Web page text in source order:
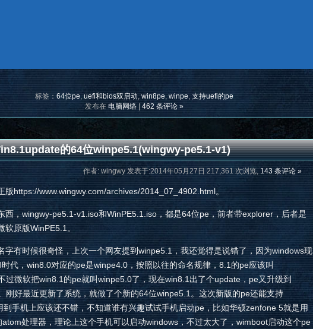
标签： 64位pe, uefi和bios双启动,win8pe, winpe, 支持uefi的pe
发布在 电脑网络 |462 条评论 »
的64位winpe5.1(wingwy-pe5.1-v1)
作者: wingwy 发表于:2014年05月27日 217,361 次浏览,143 条评论 »
版https://www.wingwy.com/archives/2014_07_4902.html。
西，wingwy-pe5.1-v1.iso和WinPE5.1.iso，都是64位pe，前者带explorer，后者是
软原版WinPE5.1。
字有时候很奇怪，上次一个网友提到winpe5.1，我还觉得是说错了，因为windows现
代，win8.0对应的pe是winpe4.0，按照以往的命名规律，8.1的pe应该叫
过微软把win8.1的pe就叫winpe5.0了，现在win8.1出了个update，pe又升级到
刚好最近更新了系统，就做了个新的64位winpe5.1。这次新版的pe还能支持
到手机上应该还不错，不知道谁有兴趣试试手机启动pe，比如华硕zenfone 5就是用
处理器，理论上这个手机可以启动windows，不过太大了，wimboot启动这个pe